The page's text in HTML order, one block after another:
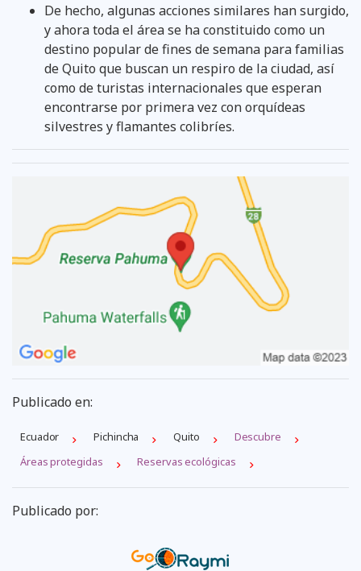
De hecho, algunas acciones similares han surgido,
y ahora toda el área se ha constituido como un
destino popular de fines de semana para familias
de Quito que buscan un respiro de la ciudad, así
como de turistas internacionales que esperan
encontrarse por primera vez con orquídeas
silvestres y flamantes colibríes.
Publicado en:
Ecuador Pichincha Quito
Descubre
Áreas protegidas
Reservas ecológicas
Publicado por: